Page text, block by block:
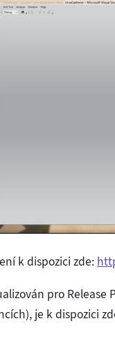
k dispozici zde:
pro
je k dispozici